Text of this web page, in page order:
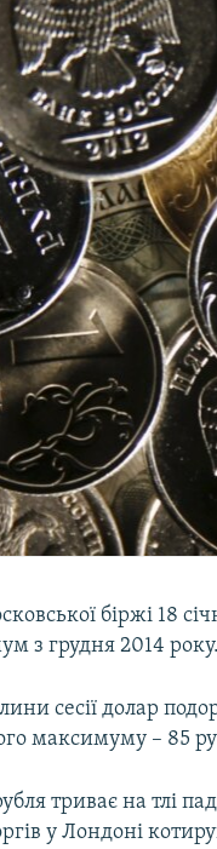
біржі 18
з грудня 2014 року.
сесії долар
максимуму – 85
триває на тлі
у Лондоні